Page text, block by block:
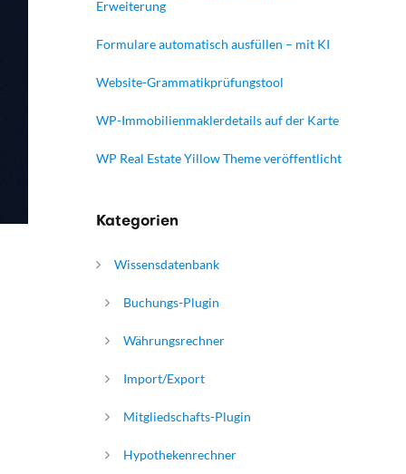
Erweiterung
Formulare automatisch ausfüllen – mit KI
Website-Grammatikprüfungstool
WP-Immobilienmaklerdetails auf der Karte
WP Real Estate Yillow Theme veröffentlicht
Kategorien
Wissensdatenbank
Buchungs-Plugin
Währungsrechner
Import/Export
Mitgliedschafts-Plugin
Hypothekenrechner